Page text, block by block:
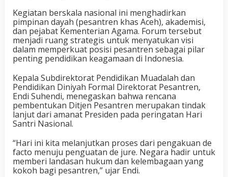
Kegiatan berskala nasional ini menghadirkan
pimpinan dayah (pesantren khas Aceh), akademisi,
dan pejabat Kementerian Agama. Forum tersebut
menjadi ruang strategis untuk menyatukan visi
dalam memperkuat posisi pesantren sebagai pilar
penting pendidikan keagamaan di Indonesia.
Kepala Subdirektorat Pendidikan Muadalah dan
Pendidikan Diniyah Formal Direktorat Pesantren,
Endi Suhendi, menegaskan bahwa rencana
pembentukan Ditjen Pesantren merupakan tindak
lanjut dari amanat Presiden pada peringatan Hari
Santri Nasional.
“Hari ini kita melanjutkan proses dari pengakuan de
facto menuju penguatan de jure. Negara hadir untuk
memberi landasan hukum dan kelembagaan yang
kokoh bagi pesantren,” ujar Endi.